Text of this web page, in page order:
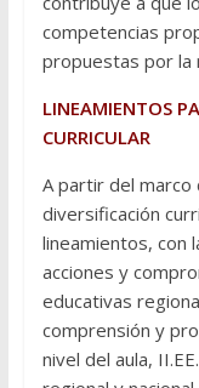
competencias
propuestas por la
LINEAMIENTOS
CURRICULAR
A partir del
diversificación
lineamientos, con
acciones y
educativas
comprensión y
nivel del aula,